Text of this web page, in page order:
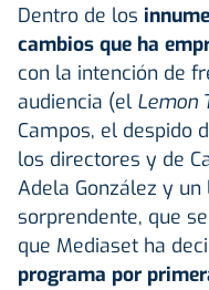
Dentro de los
cambios que ha
con la intención de
audiencia (el Lemon
Campos, el despido
los directores y de
Adela González y
sorprendente, que
que Mediaset ha
programa por